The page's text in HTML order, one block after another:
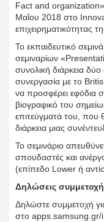
Fact and organization»
Μαΐου 2018 στο
επιχειρηματικότητας
Το εκπαιδευτικό
σεμιναρίων
συνολική διάρκεια
συνεργασία με το
να προσφέρει εφόδια
βιογραφικό του
επιτεύγματά του, που
διάρκεια μιας
Το σεμινάριο
σπουδαστές και
(επίπεδο Lower ή
Δηλώσεις
Δηλώστε συμμετοχή
στο apps.samsung.gr/